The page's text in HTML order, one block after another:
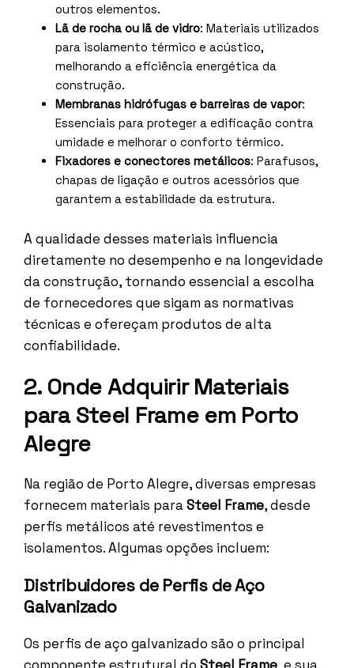
outros elementos.
Lã de rocha ou lã de vidro: Materiais utilizados
para isolamento térmico e acústico,
melhorando a eficiência energética da
construção.
Membranas hidrófugas e barreiras de vapor:
Essenciais para proteger a edificação contra
umidade e melhorar o conforto térmico.
Fixadores e conectores metálicos: Parafusos,
chapas de ligação e outros acessórios que
garantem a estabilidade da estrutura.
A qualidade desses materiais influencia
diretamente no desempenho e na longevidade
da construção, tornando essencial a escolha
de fornecedores que sigam as normativas
técnicas e ofereçam produtos de alta
confiabilidade.
2. Onde Adquirir Materiais
para Steel Frame em Porto
Alegre
Na região de Porto Alegre, diversas empresas
fornecem materiais paraSteel Frame, desde
perfis metálicos até revestimentos e
isolamentos. Algumas opções incluem:
Distribuidores de Perfis de Aço
Galvanizado
Os perfis de aço galvanizado são o principal